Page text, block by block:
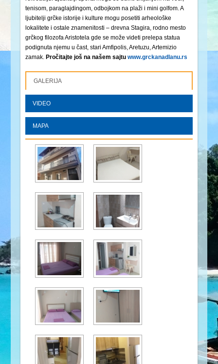
tenisom, paraglajdingom, odbojkom na plaži i mini golfom. A
ljubitelji grčke istorije i kulture mogu posetiti arheološke
lokalitete i ostale znamenitosti – drevna Stagira, rodno mesto
grčkog filozofa Aristotela gde se može videti prelepa statua
podignuta njemu u čast, stari Amfipolis, Aretuzu, Artemizio
zamak. Pročitajte još na našem sajtuwww.grckanadlanu.rs
GALERIJA
VIDEO
MAPA